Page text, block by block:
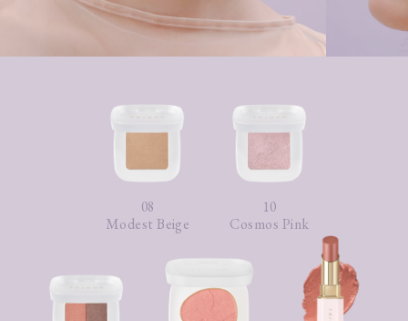
08
Modest Beige
10
Cosmos Pink